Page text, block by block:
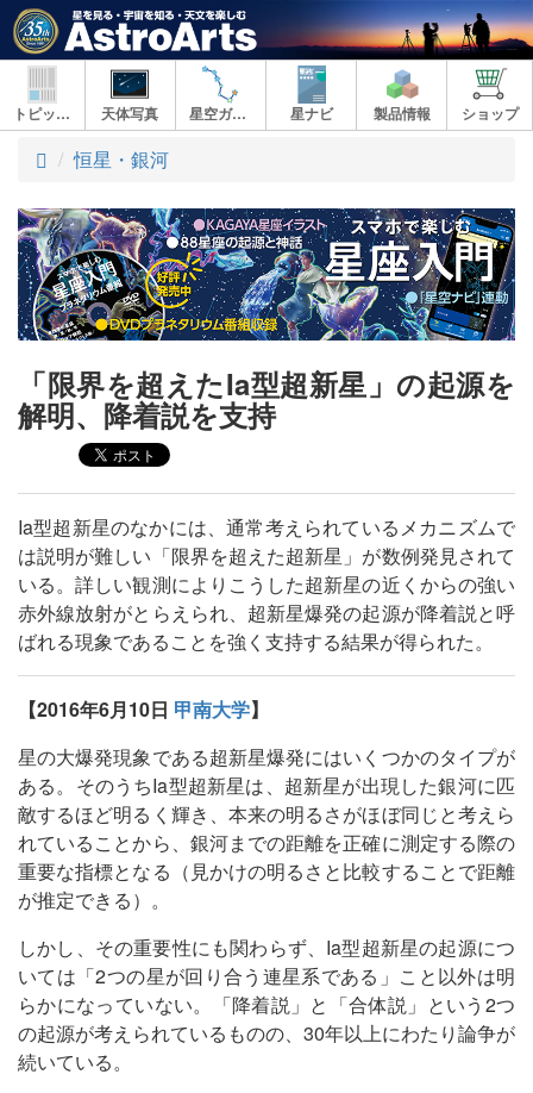
トピックス 天体写真 星空ガイド 星ナビ 製品情報 ショップ
ト
プ
恒星・銀河
「限界を超えたIa型超新星」の起源を
解明、降着説を支持
Ia型超新星のなかには、通常考えられているメカニズムで
は説明が難しい「限界を超えた超新星」が数例発見されて
いる。詳しい観測によりこうした超新星の近くからの強い
赤外線放射がとらえられ、超新星爆発の起源が降着説と呼
ばれる現象であることを強く支持する結果が得られた。
【2016年6月10日 甲南大学】
星の大爆発現象である超新星爆発にはいくつかのタイプが
ある。そのうちIa型超新星は、超新星が出現した銀河に匹
敵するほど明るく輝き、本来の明るさがほぼ同じと考えら
れていることから、銀河までの距離を正確に測定する際の
重要な指標となる（見かけの明るさと比較することで距離
が推定できる）。
しかし、その重要性にも関わらず、Ia型超新星の起源につ
いては「2つの星が回り合う連星系である」こと以外は明
らかになっていない。「降着説」と「合体説」という2つ
の起源が考えられているものの、30年以上にわたり論争が
続いている。